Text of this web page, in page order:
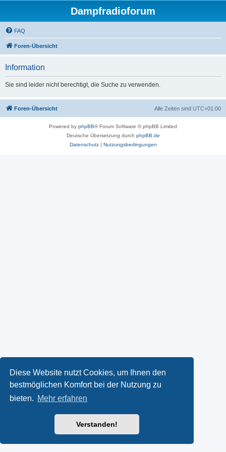
Diese Website nutzt Cookies, um Ihnen den
bestmöglichen Komfort bei der Nutzung zu
bieten. Mehr erfahren
Verstanden!
Dampfradioforum
FAQ
Foren-Übersicht
Information
Sie sind leider nicht berechtigt, die Suche zu verwenden.
Foren-Übersicht Alle Zeiten sind UTC+01:00
Powered by phpBB® Forum Software © phpBB Limited
Deutsche Übersetzung durch phpBB.de
Datenschutz| Nutzungsbedingungen